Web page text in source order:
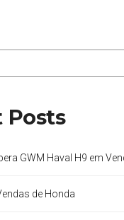
Posts
GWM Haval H9 em
de Honda